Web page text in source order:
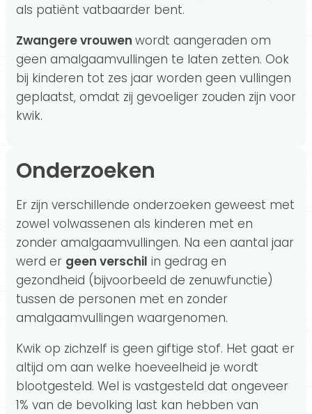
als patiënt vatbaarder bent.
Zwangere vrouwen wordt aangeraden om
geen amalgaamvullingen te laten zetten. Ook
bij kinderen tot zes jaar worden geen vullingen
geplaatst, omdat zij gevoeliger zouden zijn voor
kwik.
Onderzoeken
Er zijn verschillende onderzoeken geweest met
zowel volwassenen als kinderen met en
zonder amalgaamvullingen. Na een aantal jaar
werd er geen verschil in gedrag en
gezondheid (bijvoorbeeld de zenuwfunctie)
tussen de personen met en zonder
amalgaamvullingen waargenomen.
Kwik op zichzelf is geen giftige stof. Het gaat er
altijd om aan welke hoeveelheid je wordt
blootgesteld. Wel is vastgesteld dat ongeveer
1% van de bevolking last kan hebben van